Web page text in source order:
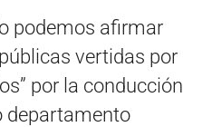
podemos afirmar
vertidas por
por la conducción
departamento